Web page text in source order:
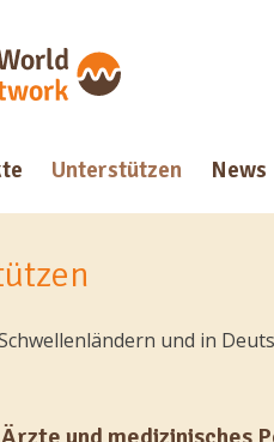
Unterstützen News
und in